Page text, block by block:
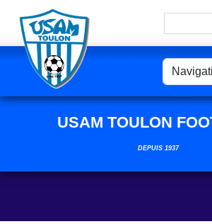
USAM TOULON
DEPUIS 1937
Panneau de gestion des cookies